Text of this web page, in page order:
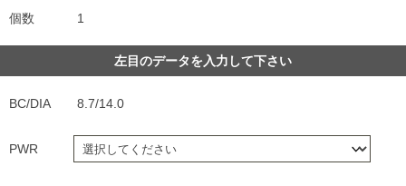
個数 1
左目のデータを入力して下さい
BC/DIA 8.7/14.0
PWR